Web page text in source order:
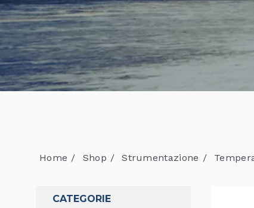
Home Shop Strumentazione
CATEGORIE